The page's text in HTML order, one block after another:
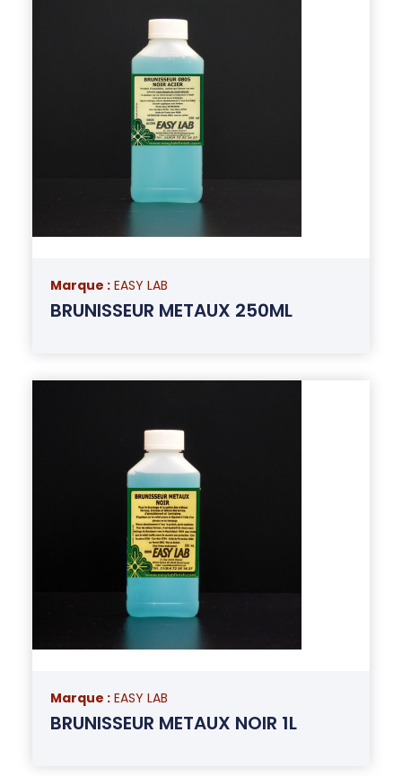
Marque : EASY LAB
BRUNISSEUR METAUX 250ML
Marque : EASY LAB
BRUNISSEUR METAUX NOIR 1L